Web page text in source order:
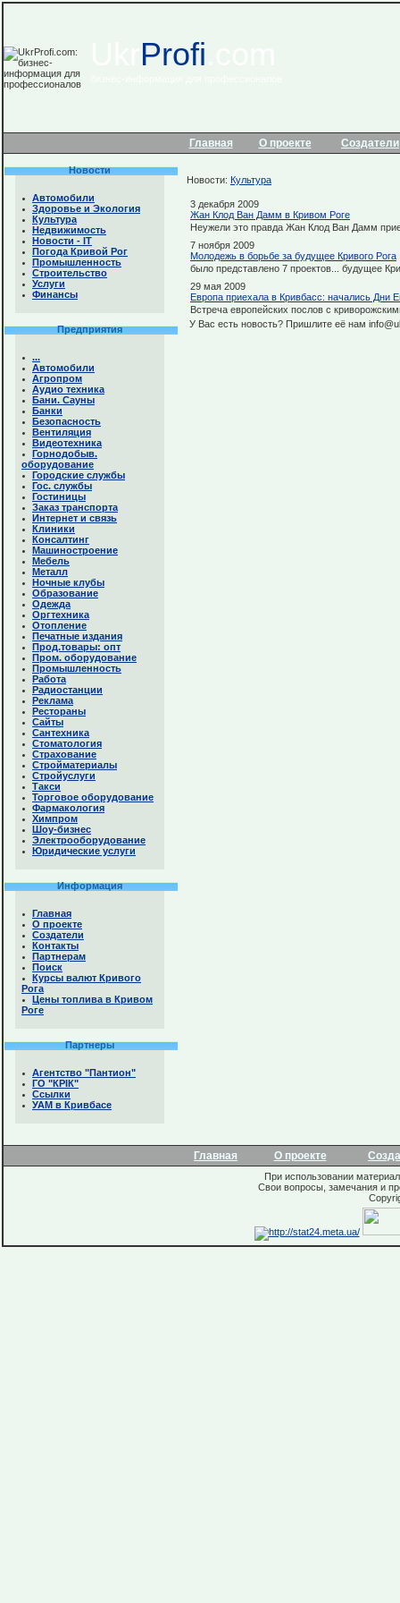
Profi
Главная О проекте Создатели
Новости
Автомобили
Здоровье и Экология
Культура
Недвижимость
Новости - IТ
Погода Кривой Рог
Промышленность
Строительство
Услуги
Финансы
Предприятия
...
Автомобили
Агропром
Аудио техника
Бани. Сауны
Банки
Безопасность
Вентиляция
Видеотехника
Горнодобыв.
оборудование
Городские службы
Гос. службы
Гостиницы
Заказ транспорта
Интернет и связь
Клиники
Консалтинг
Машиностроение
Мебель
Металл
Ночные клубы
Образование
Одежда
Оргтехника
Отопление
Печатные издания
Прод.товары: опт
Пром. оборудование
Промышленность
Работа
Радиостанции
Реклама
Рестораны
Сайты
Сантехника
Стоматология
Страхование
Стройматериалы
Стройуслуги
Такси
Торговое оборудование
Фармакология
Химпром
Шоу-бизнес
Электрооборудование
Юридические услуги
Информация
Главная
О проекте
Создатели
Контакты
Партнерам
Поиск
Курсы валют Кривого
Рога
Цены топлива в Кривом
Роге
Партнеры
Агентство "Пантион"
ГО "КРІК"
Ссылки
УАМ в Кривбасе
Новости: Культура
3 декабря 2009
Жан Клод Ван Дамм в Кривом Роге
Неужели это правда Жан Клод Ван Дамм
7 ноября 2009
Молодежь в борьбе за будущее Кривого Рога
было представлено 7 проектов... будущее
29 мая 2009
Европа приехала в Кривбасс: начались Дни
Встреча европейских послов с
У Вас есть новость? Пришлите её нам
Главная О проекте
При использовании
Свои вопросы, замечания и